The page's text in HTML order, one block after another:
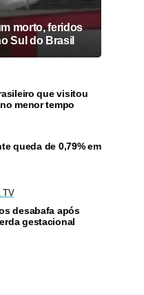
morto, feridos
Sul do Brasil
que visitou
menor tempo
queda de 0,79% em
TV
desabafa após
gestacional